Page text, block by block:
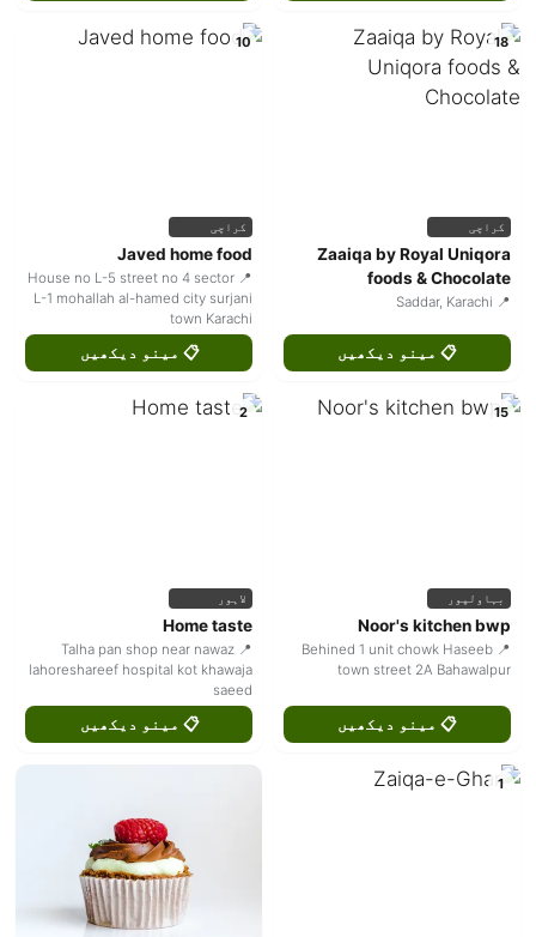
18
کراچی
Zaaiqa by Royal Uniqora
foods & Chocolate
📍 Saddar, Karachi
📋 مینو دیکھیں
10
کراچی
Javed home food
📍 House no L-5 street no 4 sector
L-1 mohallah al-hamed city surjani
town Karachi
📋 مینو دیکھیں
15
بہاولپور
Noor's kitchen bwp
📍 Behined 1 unit chowk Haseeb
town street 2A Bahawalpur
📋 مینو دیکھیں
2
لاہور
Home taste
📍 Talha pan shop near nawaz
lahoreshareef hospital kot khawaja
saeed
📋 مینو دیکھیں
1